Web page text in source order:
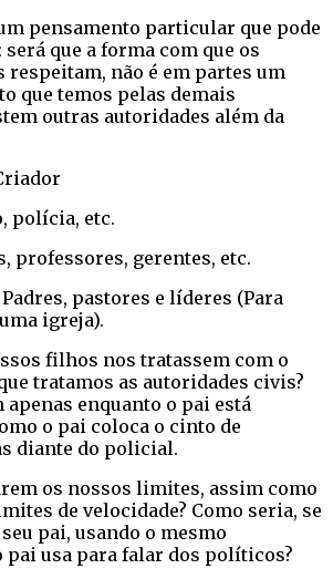
pensamento particular que pode
que a forma com que os
não é em partes um
que temos pelas demais
outras autoridades além da
polícia, etc.
professores, gerentes, etc.
pastores e líderes (Para
igreja).
filhos nos tratassem com o
tratamos as autoridades civis?
apenas enquanto o pai está
o pai coloca o cinto de
diante do policial.
os nossos limites, assim como
de velocidade? Como seria, se
pai, usando o mesmo
pai usa para falar dos políticos?